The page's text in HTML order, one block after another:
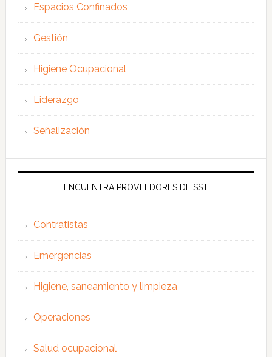
Espacios Confinados
Gestión
Higiene Ocupacional
Liderazgo
Señalización
ENCUENTRA PROVEEDORES DE SST
Contratistas
Emergencias
Higiene, saneamiento y limpieza
Operaciones
Salud ocupacional